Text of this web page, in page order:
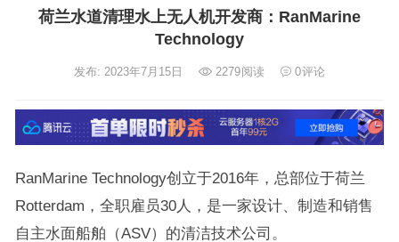
荷兰水道清理水上无人机开发商：RanMarine
Technology
发布: 2023年7月15日 2279阅读 0评论
RanMarine Technology创立于2016年， 总部位于荷兰
Rotterdam，全职雇员30人，是一家设计、制造和销售
自主水面船舶（ASV）的清洁技术公司。